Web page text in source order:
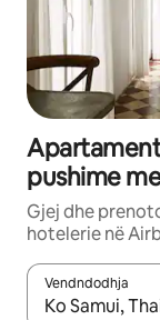
pushime
Gjej dhe
hotelerie në
Vendndodhja
Kur rezultatet